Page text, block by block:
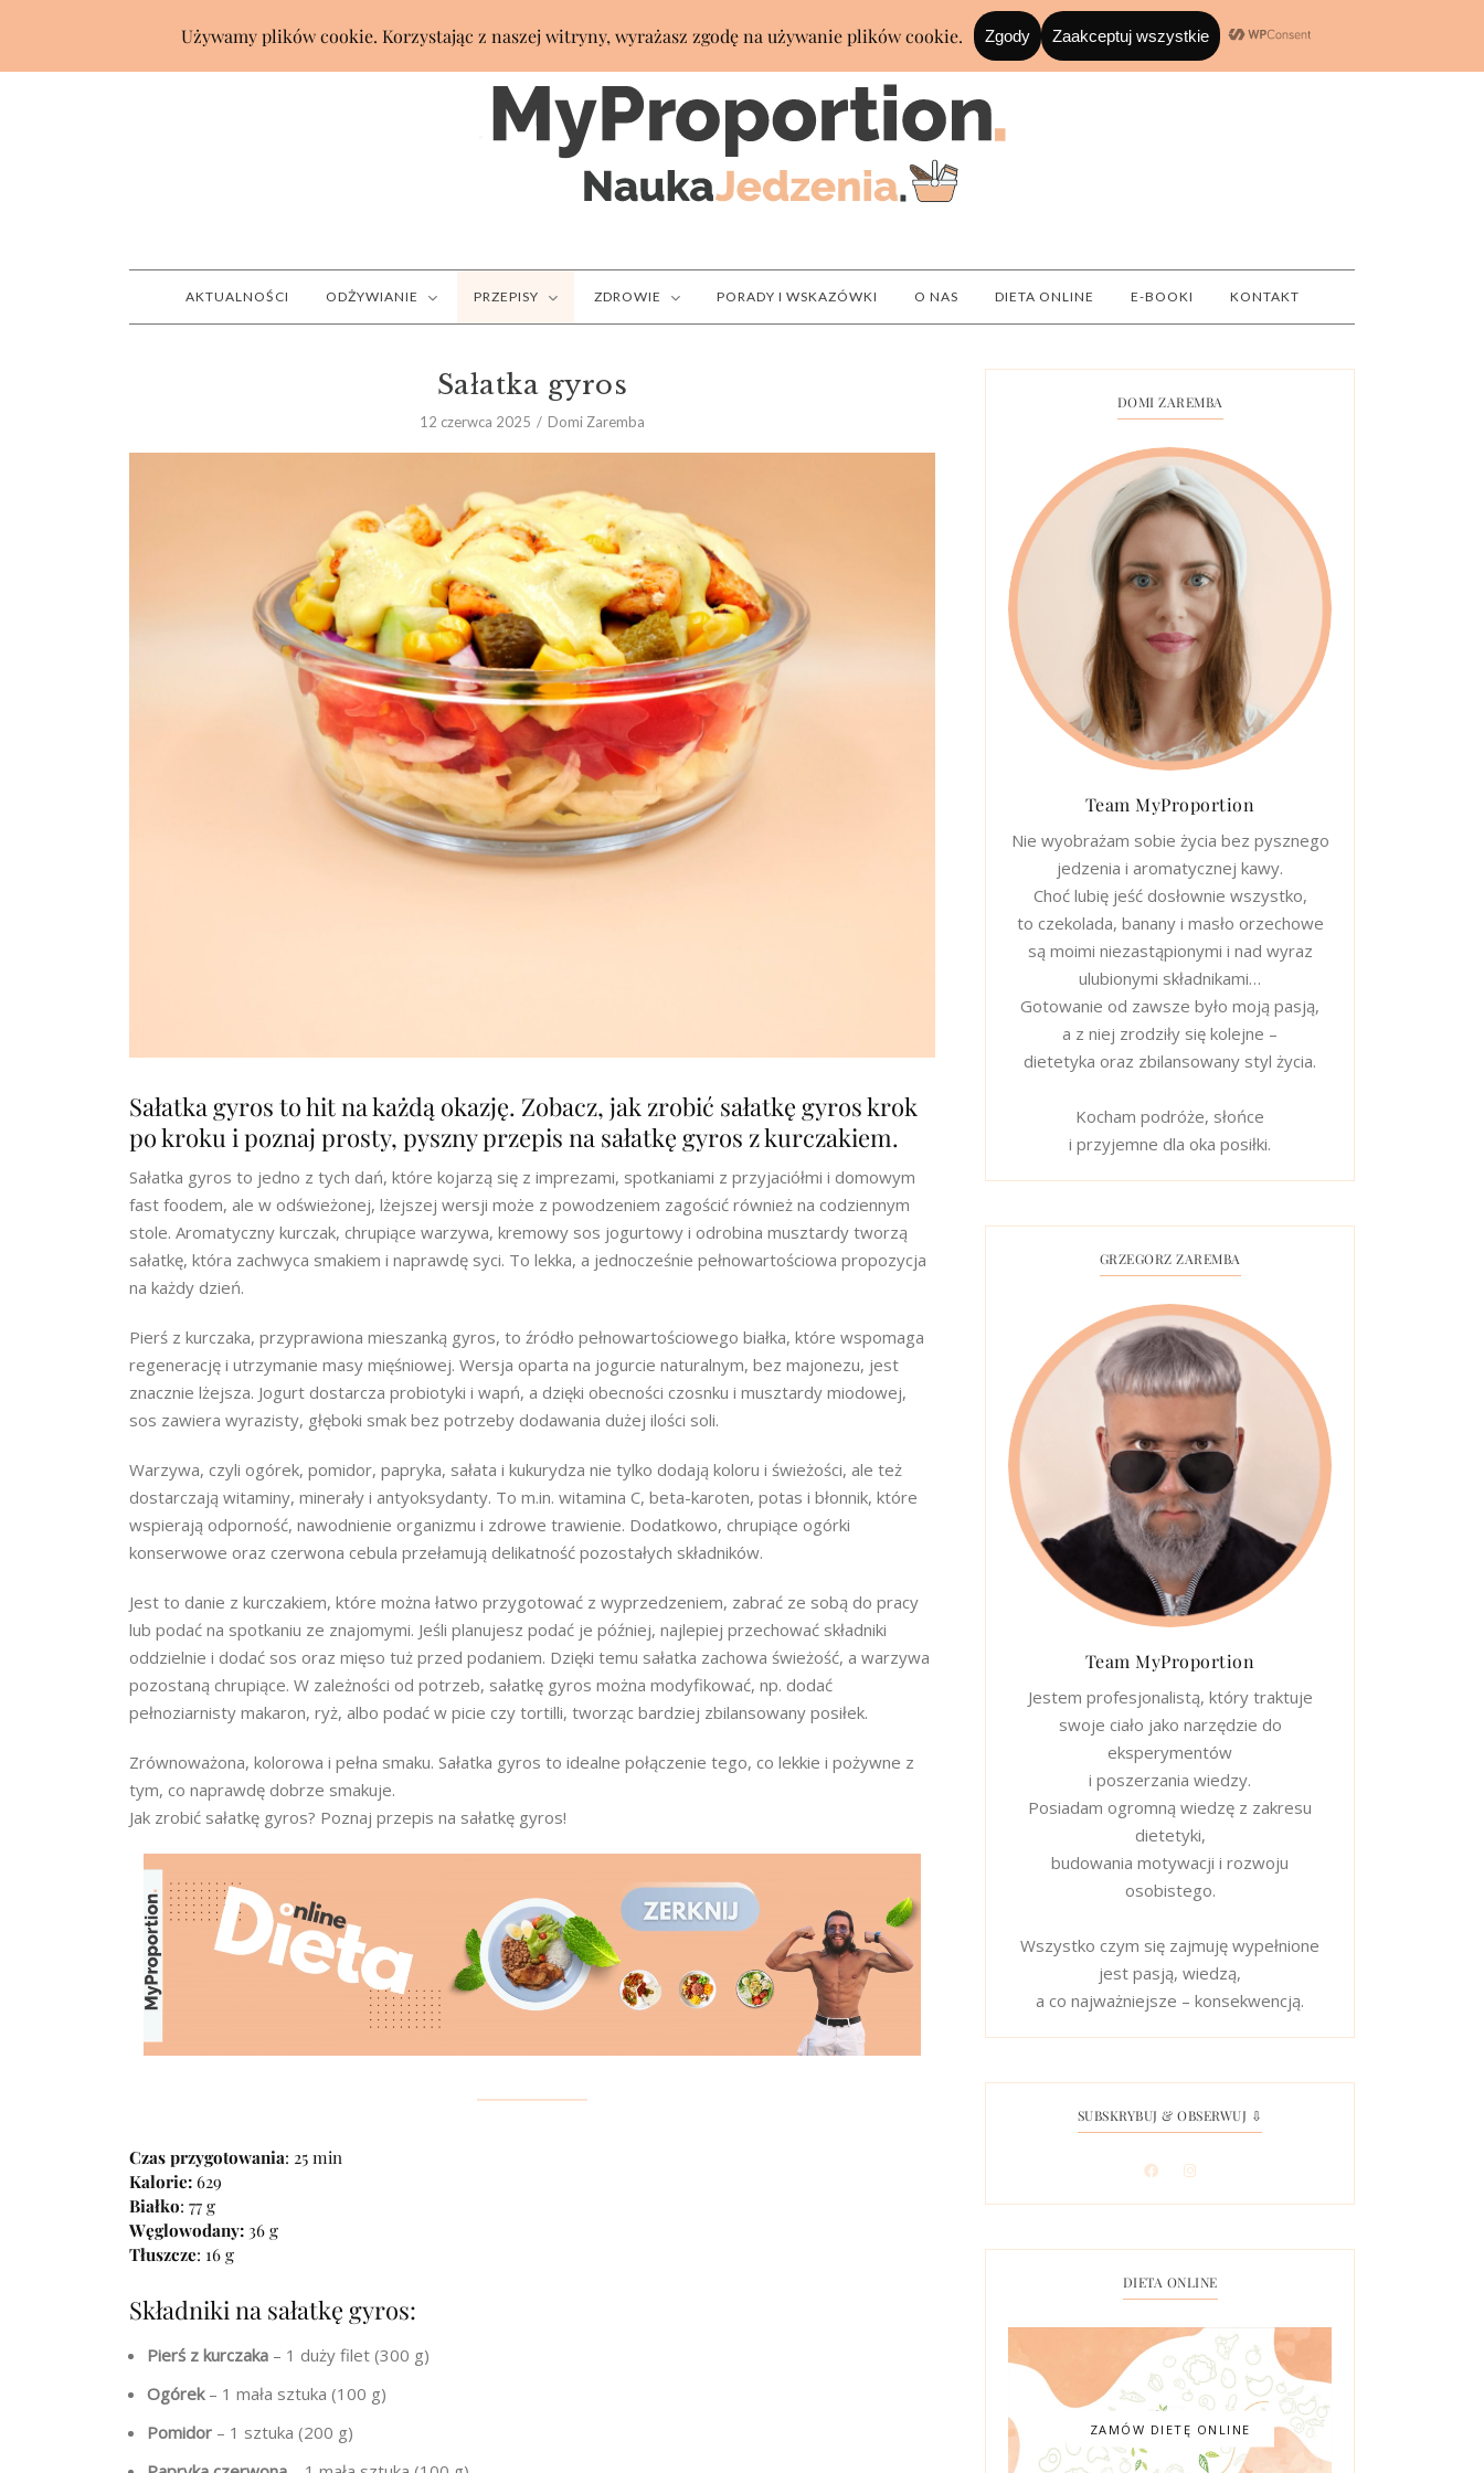
AKTUALNOŚCI ODŻYWIANIE PRZEPISY ZDROWIE PORADY I WSKAZÓWKI O NAS DIETA ONLINE E-BOOKI KONTAKT
Sałatka gyros
12 czerwca 2025 Domi Zaremba
Sałatka gyros to hit na każdą okazję. Zobacz, jak zrobić sałatkę gyros krok
po kroku i poznaj prosty, pyszny przepis na sałatkę gyros z kurczakiem.
Sałatka gyros to jedno z tych dań, które kojarzą się z imprezami, spotkaniami z przyjaciółmi i domowym
fast foodem, ale w odświeżonej, lżejszej wersji może z powodzeniem zagościć również na codziennym
stole. Aromatyczny kurczak, chrupiące warzywa, kremowy sos jogurtowy i odrobina musztardy tworzą
sałatkę, która zachwyca smakiem i naprawdę syci. To lekka, a jednocześnie pełnowartościowa propozycja
na każdy dzień.
Pierś z kurczaka, przyprawiona mieszanką gyros, to źródło pełnowartościowego białka, które wspomaga
regenerację i utrzymanie masy mięśniowej. Wersja oparta na jogurcie naturalnym, bez majonezu, jest
znacznie lżejsza. Jogurt dostarcza probiotyki i wapń, a dzięki obecności czosnku i musztardy miodowej,
sos zawiera wyrazisty, głęboki smak bez potrzeby dodawania dużej ilości soli.
Warzywa, czyli ogórek, pomidor, papryka, sałata i kukurydza nie tylko dodają koloru i świeżości, ale też
dostarczają witaminy, minerały i antyoksydanty. To m.in. witamina C, beta-karoten, potas i błonnik, które
wspierają odporność, nawodnienie organizmu i zdrowe trawienie. Dodatkowo, chrupiące ogórki
konserwowe oraz czerwona cebula przełamują delikatność pozostałych składników.
Jest to danie z kurczakiem, które można łatwo przygotować z wyprzedzeniem, zabrać ze sobą do pracy
lub podać na spotkaniu ze znajomymi. Jeśli planujesz podać je później, najlepiej przechować składniki
oddzielnie i dodać sos oraz mięso tuż przed podaniem. Dzięki temu sałatka zachowa świeżość, a warzywa
pozostaną chrupiące. W zależności od potrzeb, sałatkę gyros można modyfikować, np. dodać
pełnoziarnisty makaron, ryż, albo podać w picie czy tortilli, tworząc bardziej zbilansowany posiłek.
Zrównoważona, kolorowa i pełna smaku. Sałatka gyros to idealne połączenie tego, co lekkie i pożywne z
tym, co naprawdę dobrze smakuje.
Jak zrobić sałatkę gyros? Poznaj przepis na sałatkę gyros!
Czas przygotowania: 25 min
Kalorie: 629
Białko: 77 g
Węglowodany: 36 g
Tłuszcze: 16 g
Składniki na sałatkę gyros:
Pierś z kurczaka – 1 duży filet (300 g)
Ogórek– 1 mała sztuka (100 g)
Pomidor – 1 sztuka (200 g)
DOMI ZAREMBA
Team MyProportion
Nie wyobrażam sobie życia bez pysznego
jedzenia i aromatycznej kawy.
Choć lubię jeść dosłownie wszystko,
to czekolada, banany i masło orzechowe
są moimi niezastąpionymi i nad wyraz
ulubionymi składnikami…
Gotowanie od zawsze było moją pasją,
a z niej zrodziły się kolejne –
dietetyka oraz zbilansowany styl życia.
Kocham podróże, słońce
i przyjemne dla oka posiłki.
GRZEGORZ ZAREMBA
Team MyProportion
Jestem profesjonalistą, który traktuje
swoje ciało jako narzędzie do
eksperymentów
i poszerzania wiedzy.
Posiadam ogromną wiedzę z zakresu
dietetyki,
budowania motywacji i rozwoju
osobistego.
Wszystko czym się zajmuję wypełnione
jest pasją, wiedzą,
a co najważniejsze – konsekwencją.
SUBSKRYBUJ & OBSERWUJ ⇩
DIETA ONLINE
ZAMÓW DIETĘ ONLINE